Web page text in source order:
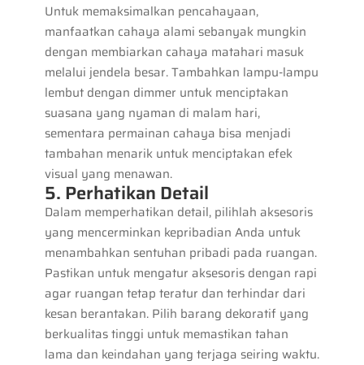
Untuk memaksimalkan pencahayaan,
manfaatkan cahaya alami sebanyak mungkin
dengan membiarkan cahaya matahari masuk
melalui jendela besar. Tambahkan lampu-lampu
lembut dengan dimmer untuk menciptakan
suasana yang nyaman di malam hari,
sementara permainan cahaya bisa menjadi
tambahan menarik untuk menciptakan efek
visual yang menawan.
5. Perhatikan Detail
Dalam memperhatikan detail, pilihlah aksesoris
yang mencerminkan kepribadian Anda untuk
menambahkan sentuhan pribadi pada ruangan.
Pastikan untuk mengatur aksesoris dengan rapi
agar ruangan tetap teratur dan terhindar dari
kesan berantakan. Pilih barang dekoratif yang
berkualitas tinggi untuk memastikan tahan
lama dan keindahan yang terjaga seiring waktu.